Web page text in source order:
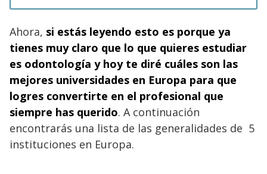
Ahora, si estás leyendo esto es porque ya
tienes muy claro que lo que quieres estudiar
es odontología y hoy te diré cuáles son las
mejores universidades en Europa para que
logres convertirte en el profesional que
siempre has querido. A continuación
encontrarás una lista de las generalidades de 5
instituciones en Europa.